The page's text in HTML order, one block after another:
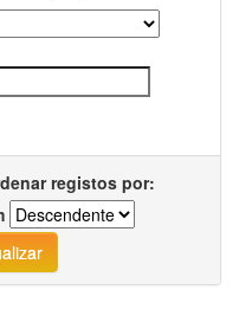
registos por: